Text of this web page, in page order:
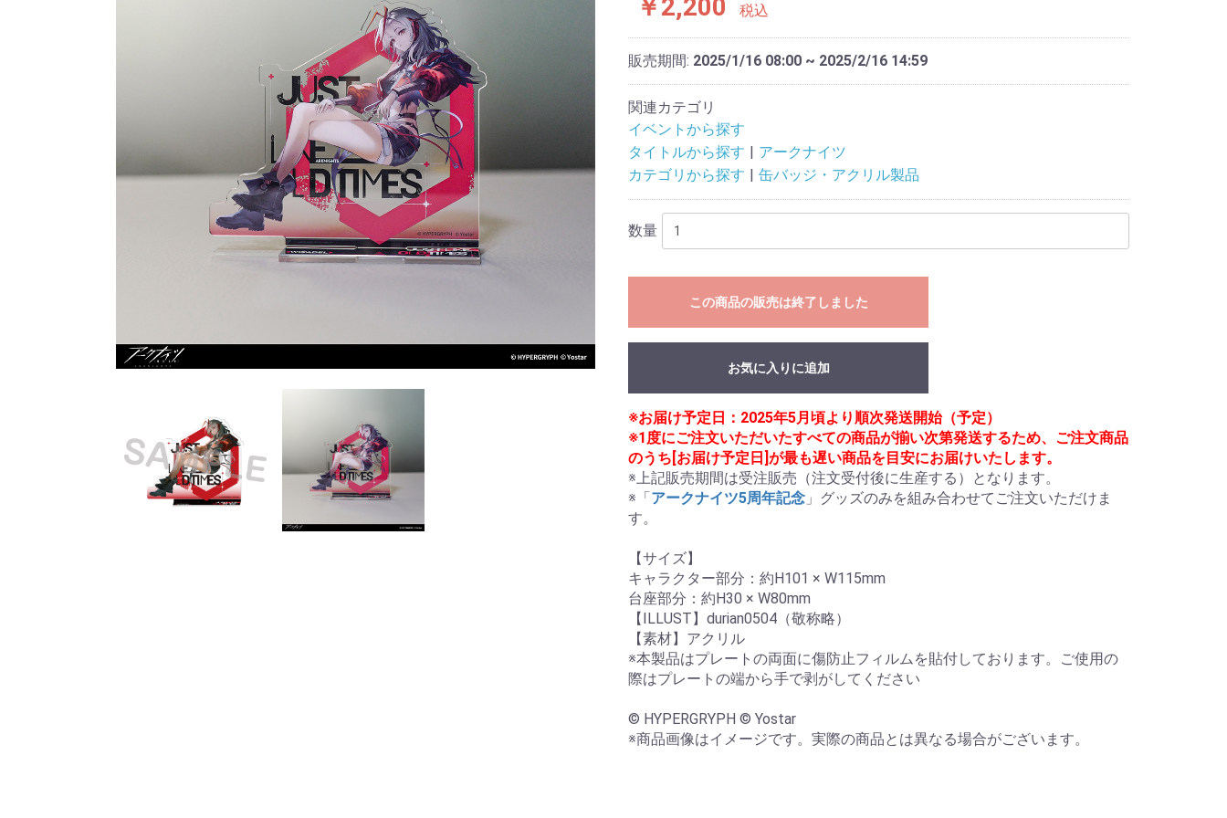
￥2,200 税込
販売期間: 2025/1/16 08:00 ~ 2025/2/16 14:59
関連カテゴリ
イベントから探す
タイトルから探す
アークナイツ
カテゴリから探す
缶バッジ・アクリル製品
数量
この商品の販売は終了しました
お気に入りに追加
※お届け予定日：2025年5月頃より順次発送開始（予定）
※1度にご注文いただいたすべての商品が揃い次第発送するため、ご注文商品
のうち[お届け予定日]が最も遅い商品を目安にお届けいたします。
※上記販売期間は受注販売（注文受付後に生産する）となります。
※「アークナイツ5周年記念 」グッズのみを組み合わせてご注文いただけま
す。
【サイズ】
キャラクター部分：約H101 × W115mm
台座部分：約H30 × W80mm
【ILLUST】durian0504（敬称略）
【素材】アクリル
※本製品はプレートの両面に傷防止フィルムを貼付しております。ご使用の
際はプレートの端から手で剥がしてください
© HYPERGRYPH © Yostar
※商品画像はイメージです。実際の商品とは異なる場合がございます。